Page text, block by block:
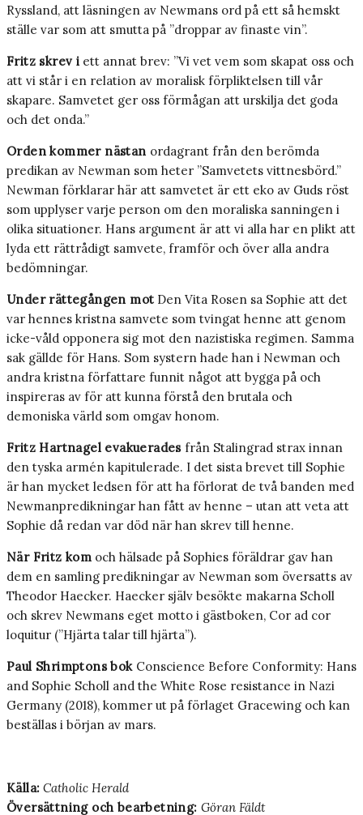
Ryssland, att läsningen av Newmans ord på ett så hemskt
ställe var som att smutta på ”droppar av finaste vin”.
Fritz skrev i ett annat brev: ”Vi vet vem som skapat oss och
att vi står i en relation av moralisk förpliktelsen till vår
skapare. Samvetet ger oss förmågan att urskilja det goda
och det onda.”
Orden kommer nästan ordagrant från den berömda
predikan av Newman som heter ”Samvetets vittnesbörd.”
Newman förklarar här att samvetet är ett eko av Guds röst
som upplyser varje person om den moraliska sanningen i
olika situationer. Hans argument är att vi alla har en plikt att
lyda ett rättrådigt samvete, framför och över alla andra
bedömningar.
Under rättegången mot Den Vita Rosen sa Sophie att det
var hennes kristna samvete som tvingat henne att genom
icke-våld opponera sig mot den nazistiska regimen. Samma
sak gällde för Hans. Som systern hade han i Newman och
andra kristna författare funnit något att bygga på och
inspireras av för att kunna förstå den brutala och
demoniska värld som omgav honom.
Fritz Hartnagel evakueradesfrån Stalingrad strax innan
den tyska armén kapitulerade. I det sista brevet till Sophie
är han mycket ledsen för att ha förlorat de två banden med
Newmanpredikningar han fått av henne – utan att veta att
Sophie då redan var död när han skrev till henne.
När Fritz kom och hälsade på Sophies föräldrar gav han
dem en samling predikningar av Newman som översatts av
Theodor Haecker. Haecker själv besökte makarna Scholl
och skrev Newmans eget motto i gästboken, Cor ad cor
loquitur (”Hjärta talar till hjärta”).
Paul Shrimptons bokConscience Before Conformity: Hans
and Sophie Scholl and the White Rose resistance in Nazi
Germany (2018), kommer ut på förlaget Gracewing och kan
beställas i början av mars.
Källa: Catholic Herald
Översättning och bearbetning: Göran Fäldt